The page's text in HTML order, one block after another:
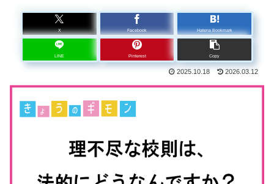
X Facebook Hatena Bookmark
LINE Pinterest Copy
2025.10.18 2026.03.12